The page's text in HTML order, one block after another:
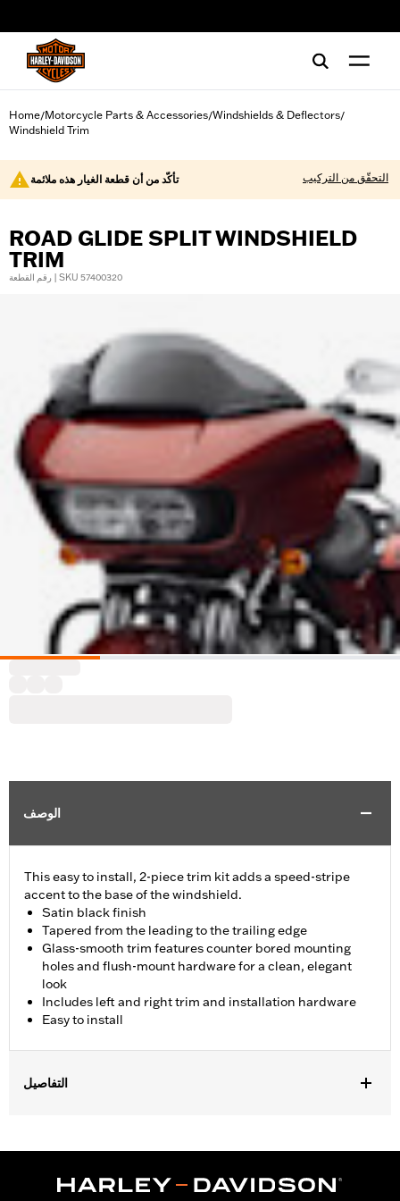
Home/Motorcycle Parts & Accessories/Windshields & Deflectors/
Windshield Trim
تأكّد من أن قطعة الغيار هذه ملائمة التحقّق من التركيب
ROAD GLIDE SPLIT WINDSHIELD
TRIM
رقم القطعة | SKU 57400320
الوصف
This easy to install, 2-piece trim kit adds a speed-stripe
accent to the base of the windshield.
Satin black finish
Tapered from the leading to the trailing edge
Glass-smooth trim features counter bored mounting
holes and flush-mount hardware for a clean, elegant
look
Includes left and right trim and installation hardware
Easy to install
التفاصيل
Installation Instructions